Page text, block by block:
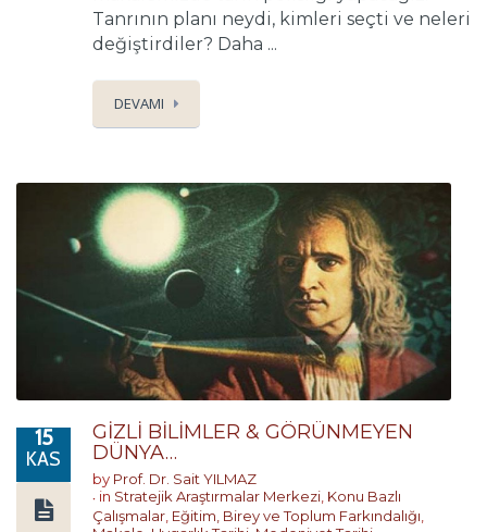
Tanrının planı neydi, kimleri seçti ve neleri
değiştirdiler? Daha ...
DEVAMI
15
KAS
GİZLİ BİLİMLER & GÖRÜNMEYEN
DÜNYA…
by Prof. Dr. Sait YILMAZ
in Stratejik Araştırmalar Merkezi Konu Bazlı
Çalışmalar Eğitim, Birey ve Toplum Farkındalığı